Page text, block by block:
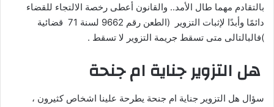
بالتقادم مهما طال الأمد.. والقانون أعطى رخصة الالتجاء للقضاء
دائمًا وأبدًا لإثبات التزوير (الطعن رقم 9662 لسنة 71 قضائية
)فالبالتالى متى تسقط جريمة التزوير لا تسقط .
هل التزوير جناية ام جنحة
سؤال هل التزوير جناية ام جنحة يطرحة علينا اشخاص كثيرون ،